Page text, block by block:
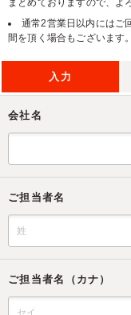
まとめておりますので、よ
通常2営業日以内にはご
間を頂く場合もございます。
入力
会社名
ご担当者名
ご担当者名（カナ）